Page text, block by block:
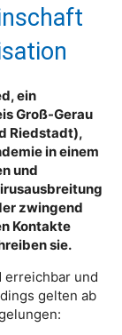
ein
Groß-Gerau
Riedstadt),
in einem
und
zwingend
Kontakte
sie.
erreichbar und
gelten ab